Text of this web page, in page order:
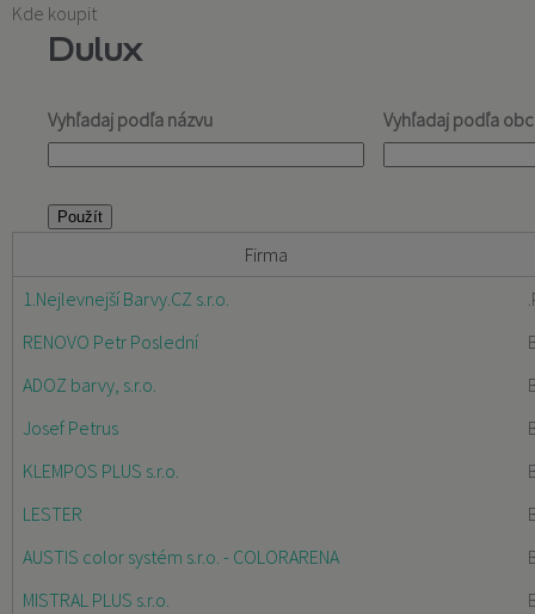
Kde koupit
Dulux
Vyhľadaj podľa názvu Vyhľadaj podľa
Firma
1.Nejlevnejší Barvy.CZ s.r.o.
RENOVO Petr Poslední
ADOZ barvy, s.r.o.
Josef Petrus
KLEMPOS PLUS s.r.o.
LESTER
AUSTIS color systém s.r.o. - COLORARENA
MISTRAL PLUS s.r.o.